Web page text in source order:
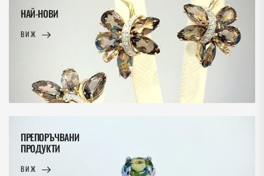
НАЙ-НОВИ
ВИЖ
ПРЕПОРЪЧВАНИ
ПРОДУКТИ
ВИЖ